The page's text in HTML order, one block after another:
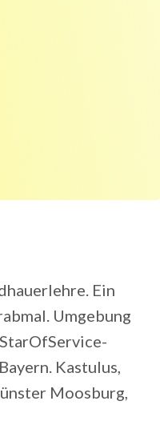
Ein
Umgebung
Kastulus,
Moosburg,